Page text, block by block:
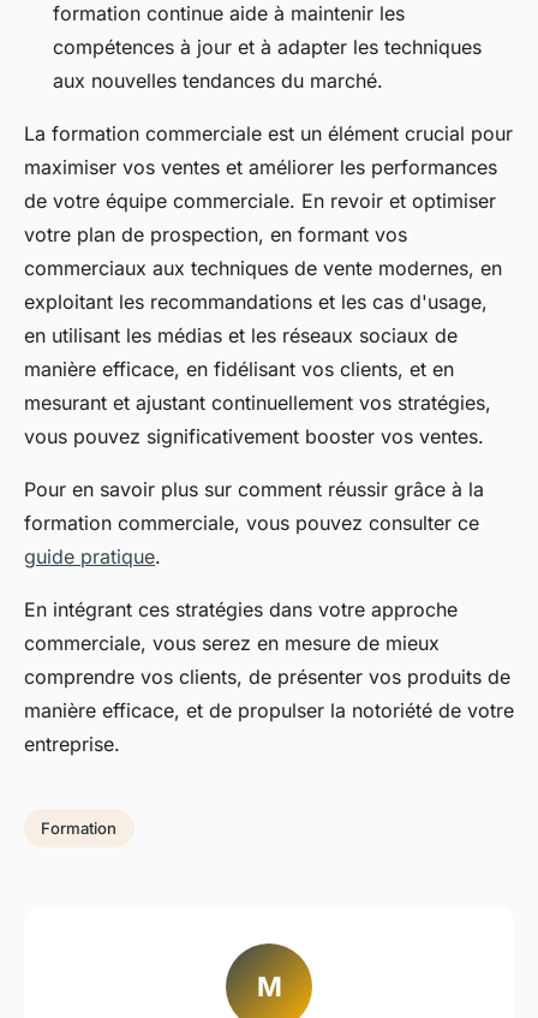
formation continue aide à maintenir les
compétences à jour et à adapter les techniques
aux nouvelles tendances du marché.
La formation commerciale est un élément crucial pour
maximiser vos ventes et améliorer les performances
de votre équipe commerciale. En revoir et optimiser
votre plan de prospection, en formant vos
commerciaux aux techniques de vente modernes, en
exploitant les recommandations et les cas d'usage,
en utilisant les médias et les réseaux sociaux de
manière efficace, en fidélisant vos clients, et en
mesurant et ajustant continuellement vos stratégies,
vous pouvez significativement booster vos ventes.
Pour en savoir plus sur comment réussir grâce à la
formation commerciale, vous pouvez consulter ce
guide pratique.
En intégrant ces stratégies dans votre approche
commerciale, vous serez en mesure de mieux
comprendre vos clients, de présenter vos produits de
manière efficace, et de propulser la notoriété de votre
entreprise.
Formation
M